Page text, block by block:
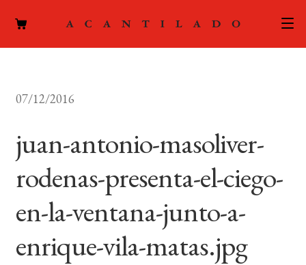
ACTUALIDAD
menú
LA EDITORIAL
FOREIGN RIGHTS
07/12/2016
juan-antonio-masoliver-
rodenas-presenta-el-ciego-
en-la-ventana-junto-a-
enrique-vila-matas.jpg